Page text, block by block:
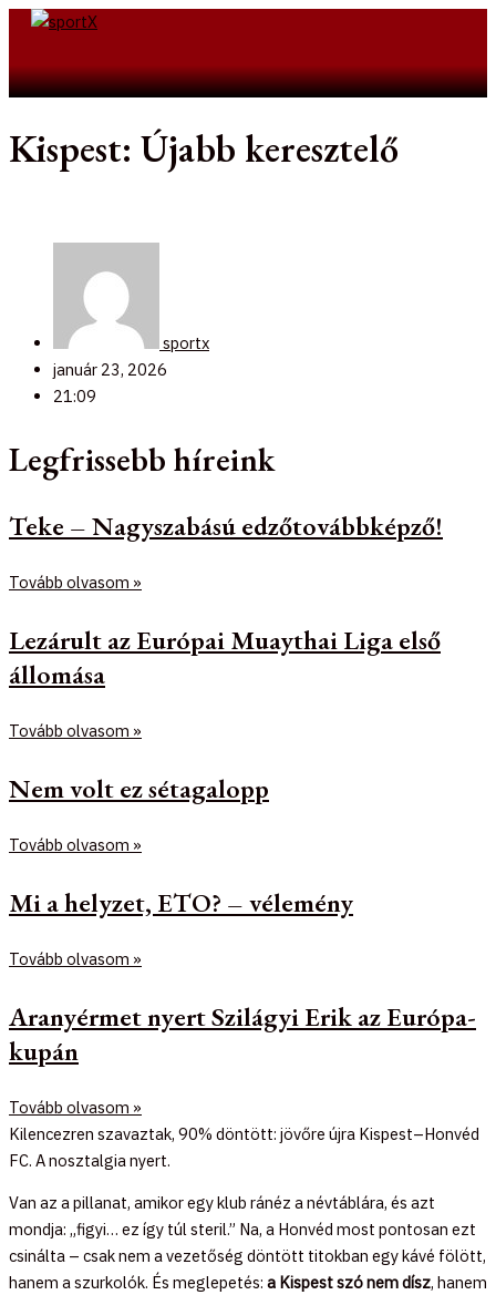
Skip
Kispest: Újabb keresztelő
sportx
január 23, 2026
21:09
Legfrissebb híreink
Teke – Nagyszabású edzőtovábbképző!
Tovább olvasom »
Lezárult az Európai Muaythai Liga első
állomása
Tovább olvasom »
Nem volt ez sétagalopp
Tovább olvasom »
Mi a helyzet, ETO? – vélemény
Tovább olvasom »
Aranyérmet nyert Szilágyi Erik az Európa-
kupán
Tovább olvasom »
Kilencezren szavaztak, 90% döntött: jövőre újra Kispest–Honvéd
FC. A nosztalgia nyert.
Van az a pillanat, amikor egy klub ránéz a névtáblára, és azt
mondja: „figyi… ez így túl steril.” Na, a Honvéd most pontosan ezt
csinálta – csak nem a vezetőség döntött titokban egy kávé fölött,
hanem a szurkolók. És meglepetés: a Kispest szó nem dísz, hanem